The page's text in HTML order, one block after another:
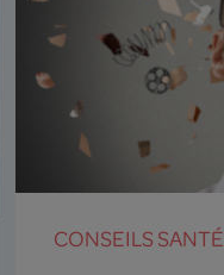
CONSEILS SANTÉ